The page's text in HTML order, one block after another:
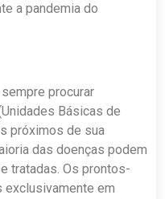
a pandemia do
procurar
Básicas de
próximos de sua
das doenças podem
tratadas. Os prontos-
exclusivamente em